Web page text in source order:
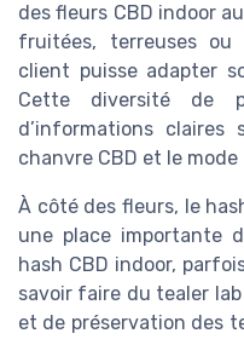
des fleurs CBD indoor
fruitées, terreuses ou
client puisse adapter
Cette diversité de
d’informations claires
chanvre CBD et le
À côté des fleurs, le
une place importante
hash CBD indoor,
savoir faire du tealer
et de préservation des